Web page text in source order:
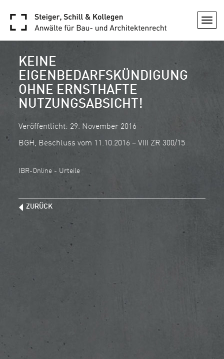
KEINE
EIGENBEDARFSKÜNDIGUNG
OHNE ERNSTHAFTE
NUTZUNGSABSICHT!
Veröffentlicht: 29. November 2016
BGH, Beschluss vom 11.10.2016 – VIII ZR 300/15
IBR-Online - Urteile
ZURÜCK